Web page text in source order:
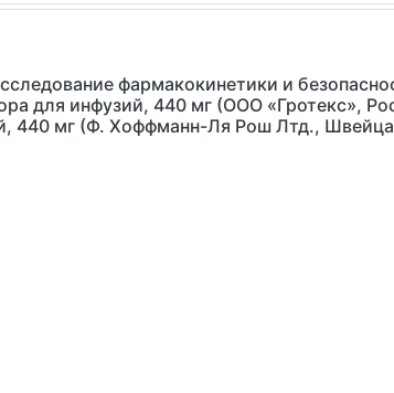
фармакокинетики и
для инфузий, 440 мг (ООО «Гротекс»,
440 мг (Ф. Хоффманн-Ля Рош Лтд.,